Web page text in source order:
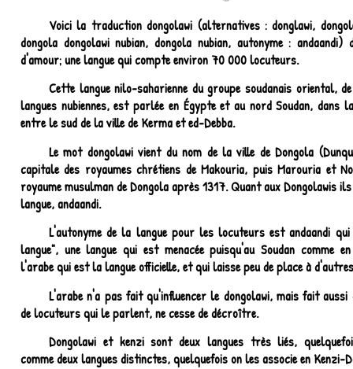
Voici la traduction dongolawi (alternatives : donglawi,
dongola dongolawi nubian, dongola nubian, autonyme : andaandi)
d'amour; une langue qui compte environ 70 000 locuteurs.
Cette langue nilo-saharienne du groupe soudanais oriental,
langues nubiennes, est parlée en Égypte et au nord Soudan, dans
entre le sud de la ville de Kerma et ed-Debba.
Le mot dongolawi vient du nom de la ville de Dongola
capitale des royaumes chrétiens de Makouria, puis Marouria et
royaume musulman de Dongola après 1317. Quant aux Dongolawis
langue, andaandi.
L'autonyme de la langue pour les locuteurs est andaandi
langue", une langue qui est menacée puisqu'au Soudan comme
l'arabe qui est la langue officielle, et qui laisse peu de place à
L'arabe n'a pas fait qu'influencer le dongolawi, mais fait aussi
de locuteurs qui le parlent, ne cesse de décroître.
Dongolawi et kenzi sont deux langues très liés,
comme deux langues distinctes, quelquefois on les associe en Kenzi-